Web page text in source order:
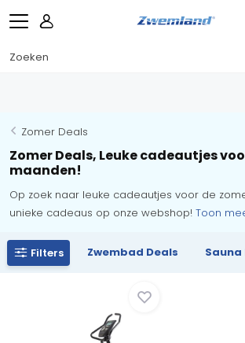
Zomer Deals
Zomer Deals, Leuke cadeautjes
maanden!
Op zoek naar leuke cadeautjes voor de
unieke cadeaus op onze webshop! Toon
Filters Zwembad Deals Sauna